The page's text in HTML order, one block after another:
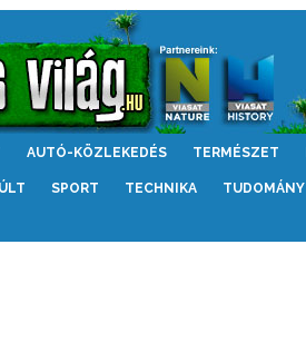
AUTÓ-KÖZLEKEDÉS TERMÉSZET
SPORT TECHNIKA TUDOMÁNY